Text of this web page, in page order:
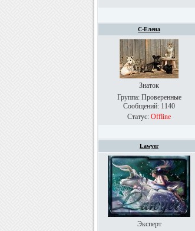
С-Елена
Знаток
Группа: Проверенные
Сообщений: 1140
Статус: Offline
Lawyer
Эксперт